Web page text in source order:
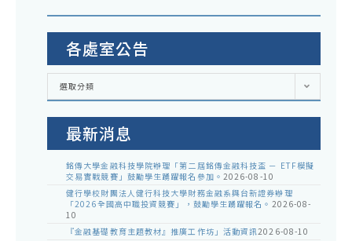
各處室公告
各
室
選取分類
最新消息
銘傳大學金融科技學院辦理「第二屆銘傳金融科技盃 － ETF模擬
交易實戰競賽」鼓勵學生踴躍報名參加。 2026-08-10
健行學校財團法人健行科技大學財務金融系與台新證券辦理
「2026全國高中職投資競賽」，鼓勵學生踴躍報名。 2026-08-
10
『金融基礎教育主題教材』推廣工作坊」活動資訊2026-08-10